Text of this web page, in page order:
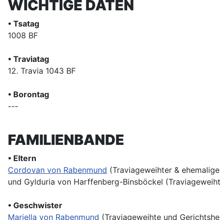
WICHTIGE DATEN
• Tsatag
1008 BF
• Traviatag
12. Travia 1043 BF
• Borontag
---
FAMILIENBANDE
• Eltern
Cordovan von Rabenmund (Traviageweihter &
und Gylduria von Harffenberg-Binsböckel
• Geschwister
Mariella von Rabenmund (Traviageweihte und